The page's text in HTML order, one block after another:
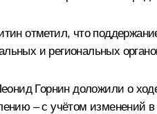
отметил, что
и региональных
Горнин доложили о
– с учётом